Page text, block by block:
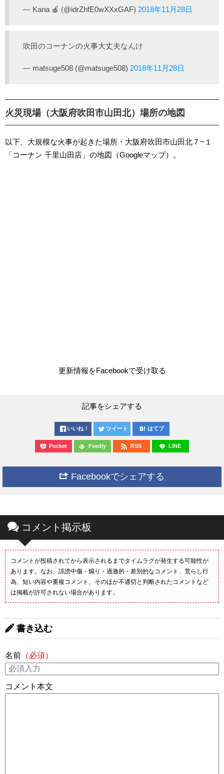
— Kana 🍎 (@idrZhfE0wXXxGAF) 2018年11月28日
吹田のコーナンの火事大丈夫なんけ
— matsuge508 (@matsuge508) 2018年11月28日
火災現場（大阪府吹田市山田北）場所の地図
以下、大規模な火事が起きた場所・大阪府吹田市山田北７−１
「コーナン 千里山田店」の地図（Googleマップ）。
更新情報をFacebookで受け取る
記事をシェアする
いいね！ ツイート はてブ
Pocket Feedly RSS LINE
Facebookでシェアする
コメント掲示板
コメントが投稿されてから表示されるまでタイムラグが発生する可能性が
あります。なお、誹謗中傷・煽り・過激的・差別的なコメント、荒らし行
為、短い内容や重複コメント、そのほか不適切と判断されたコメントなど
は掲載が許可されない場合があります。
書き込む
名前 （必須）
コメント本文